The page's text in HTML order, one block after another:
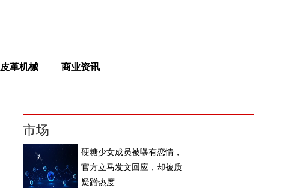
皮革机械 商业资讯
市场
硬糖少女成员被曝有恋情，
官方立马发文回应，却被质
疑蹭热度